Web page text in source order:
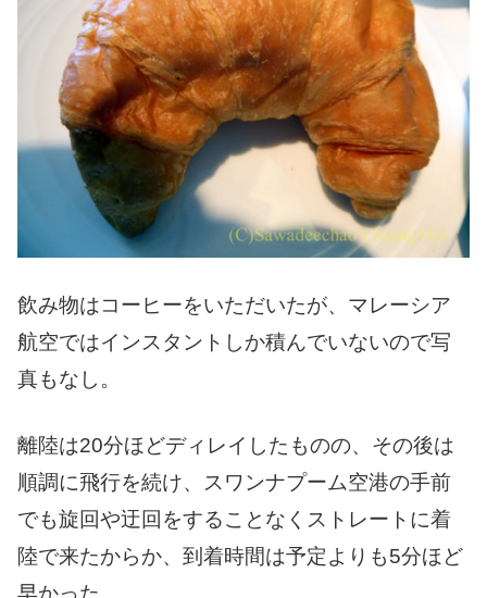
飲み物はコーヒーをいただいたが、マレーシア
航空ではインスタントしか積んでいないので写
真もなし。
離陸は20分ほどディレイしたものの、その後は
順調に飛行を続け、スワンナプーム空港の手前
でも旋回や迂回をすることなくストレートに着
陸で来たからか、到着時間は予定よりも5分ほど
早かった。